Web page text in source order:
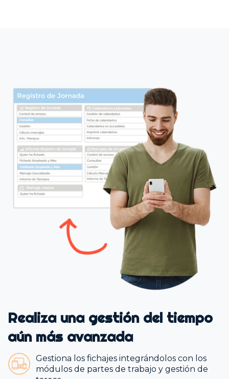
Realiza una gestión del tiempo
aún más avanzada
Gestiona los fichajes integrándolos con los
módulos de partes de trabajo y gestión de